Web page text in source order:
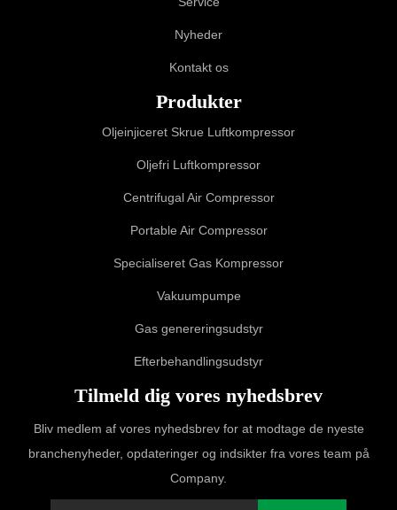
Nyheder
Kontakt os
Produkter
Oljeinjiceret Skrue Luftkompressor
Oljefri Luftkompressor
Centrifugal Air Compressor
Portable Air Compressor
Specialiseret Gas Kompressor
Vakuumpumpe
Gas genereringsudstyr
Efterbehandlingsudstyr
Tilmeld dig vores nyhedsbrev
Bliv medlem af vores nyhedsbrev for at modtage de nyeste
branchenyheder, opdateringer og indsikter fra vores team på
Company.